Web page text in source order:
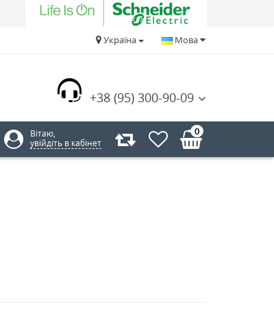
Мова
Україна
+38 (95) 300-90-09
Вітаю,
увійдіть в кабінет
0